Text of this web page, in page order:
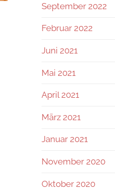
September 2022
Februar 2022
Juni 2021
Mai 2021
April 2021
März 2021
Januar 2021
November 2020
Oktober 2020